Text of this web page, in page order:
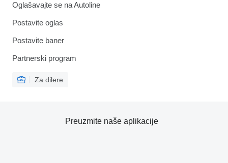
Oglašavajte se na Autoline
Postavite oglas
Postavite baner
Partnerski program
Za dilere
Preuzmite naše aplikacije